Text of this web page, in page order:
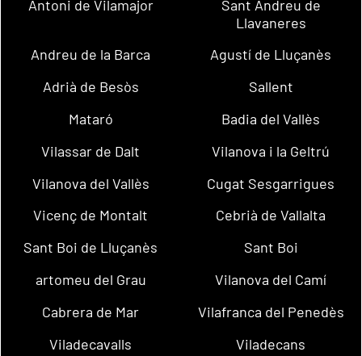
Antoni de Vilamajor
Sant Andreu de
Llavaneres
Andreu de la Barca
Agustí de Lluçanès
Adrià de Besòs
Sallent
Mataró
Badia del Vallès
Vilassar de Dalt
Vilanova i la Geltrú
Vilanova del Vallès
Cugat Sesgarrigues
Vicenç de Montalt
Cebrià de Vallalta
Sant Boi de Lluçanès
Sant Boi
artomeu del Grau
Vilanova del Camí
Cabrera de Mar
Vilafranca del Penedès
Viladecavalls
Viladecans